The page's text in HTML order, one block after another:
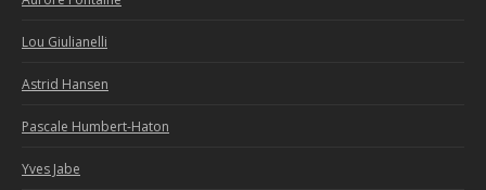
Lou Giulianelli
Astrid Hansen
Pascale Humbert-Haton
Yves Jabe